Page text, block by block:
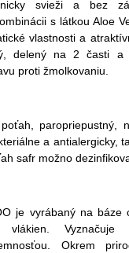
svieži a bez
s látkou Aloe
vlastnosti a
delený na 2 časti a
proti žmolkovaniu.
paropriepustný,
a antialergicky,
safr možno
je vyrábaný na báze
vlákien. Vyznačuje
Okrem